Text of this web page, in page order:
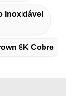
Inoxidável
8K Cobre